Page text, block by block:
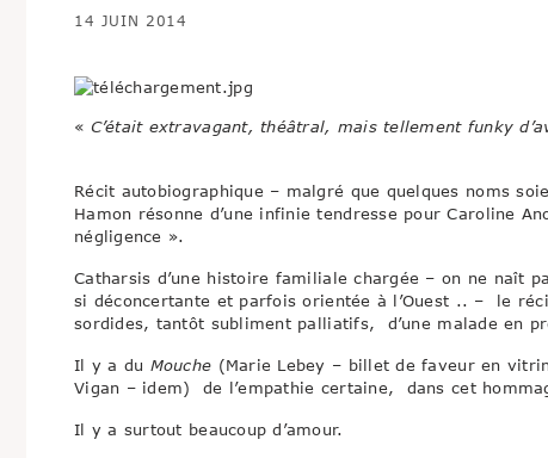
14 JUIN 2014
« C’était extravagant, théâtral, mais tellement funky
Récit autobiographique – malgré que quelques noms
Hamon résonne d’une infinie tendresse pour Caroline
négligence ».
Catharsis d’une histoire familiale chargée – on ne naît
si déconcertante et parfois orientée à l’Ouest .. – le
sordides, tantôt subliment palliatifs, d’une malade en
Il y a du Mouche (Marie Lebey – billet de faveur en
Vigan – idem) de l’empathie certaine, dans cet
Il y a surtout beaucoup d’amour.